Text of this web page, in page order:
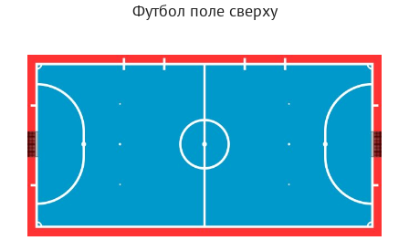
Футбол поле сверху